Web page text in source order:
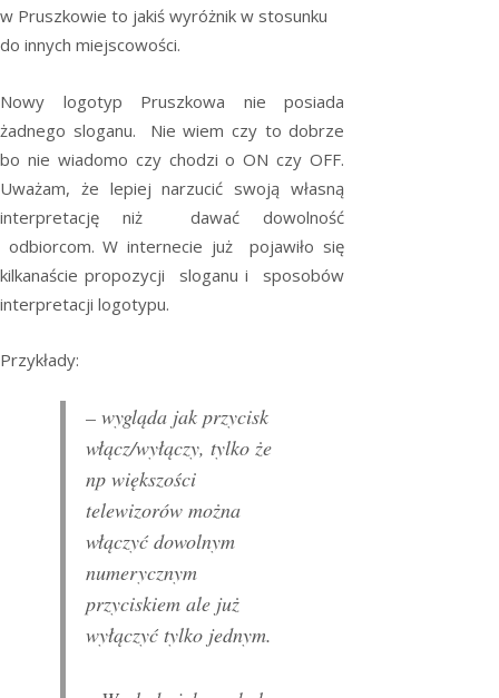
w Pruszkowie to jakiś wyróżnik w stosunku
do innych miejscowości.
Nowy logotyp Pruszkowa nie posiada
żadnego sloganu. Nie wiem czy to dobrze
bo nie wiadomo czy chodzi o ON czy OFF.
Uważam, że lepiej narzucić swoją własną
interpretację niż dawać dowolność
odbiorcom. W internecie już pojawiło się
kilkanaście propozycji sloganu i sposobów
interpretacji logotypu.
Przykłady:
– wygląda jak przycisk
włącz/wyłączy, tylko że
np większości
telewizorów można
włączyć dowolnym
numerycznym
przyciskiem ale już
wyłączyć tylko jednym.